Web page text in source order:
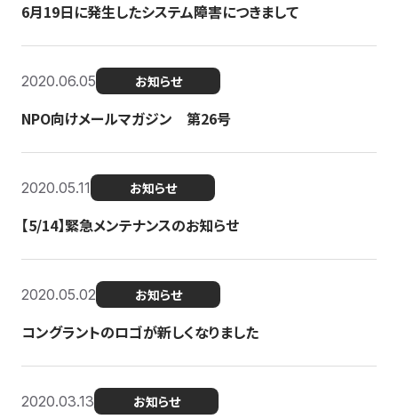
6月19日に発生したシステム障害につきまして
2020.06.05 お知らせ
NPO向けメールマガジン 第26号
2020.05.11 お知らせ
【5/14】緊急メンテナンスのお知らせ
2020.05.02 お知らせ
コングラントのロゴが新しくなりました
2020.03.13 お知らせ